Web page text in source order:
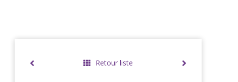
Retour liste